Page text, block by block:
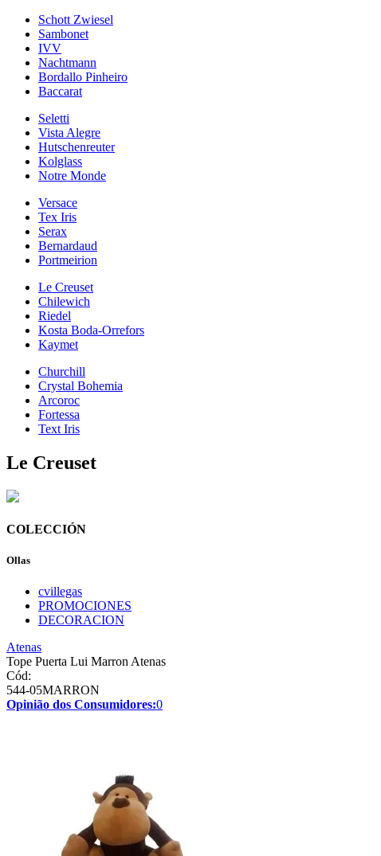
Schott Zwiesel
Sambonet
IVV
Nachtmann
Bordallo Pinheiro
Baccarat
Seletti
Vista Alegre
Hutschenreuter
Kolglass
Notre Monde
Versace
Tex Iris
Serax
Bernardaud
Portmeirion
Le Creuset
Chilewich
Riedel
Kosta Boda-Orrefors
Kaymet
Churchill
Crystal Bohemia
Arcoroc
Fortessa
Text Iris
Le Creuset
COLECCIÓN
Ollas
cvillegas
PROMOCIONES
DECORACION
Atenas
Tope Puerta Lui Marron Atenas
Cód:
544-05MARRON
Opinião dos Consumidores:0